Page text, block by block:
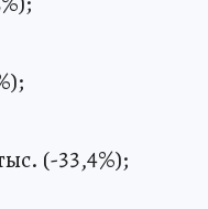
(-33,4%);